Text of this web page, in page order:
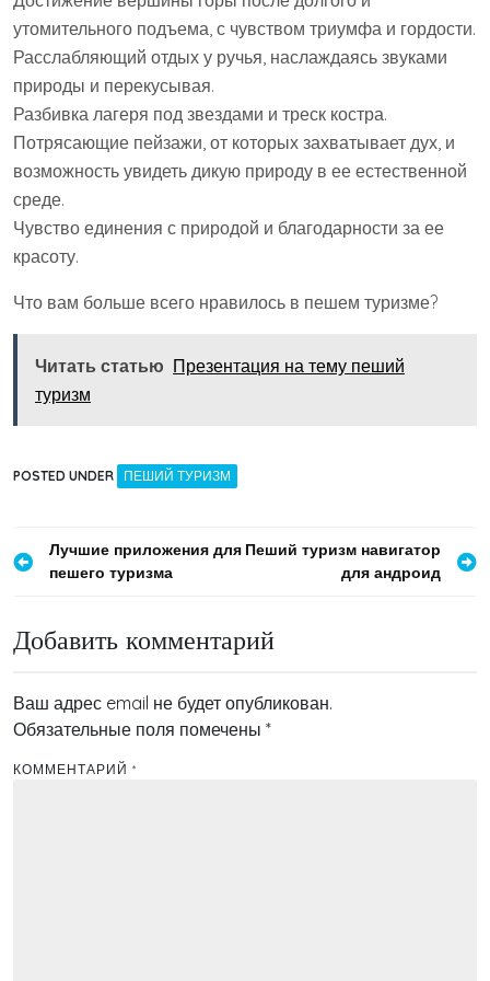
утомительного подъема, с чувством триумфа и гордости.
Расслабляющий отдых у ручья, наслаждаясь звуками
природы и перекусывая.
Разбивка лагеря под звездами и треск костра.
Потрясающие пейзажи, от которых захватывает дух, и
возможность увидеть дикую природу в ее естественной
среде.
Чувство единения с природой и благодарности за ее
красоту.
Что вам больше всего нравилось в пешем туризме?
Читать статью Презентация на тему пеший
туризм
POSTED UNDER ПЕШИЙ ТУРИЗМ
Навигация
Лучшие приложения для
пешего туризма
Пеший туризм навигатор
для андроид
Добавить комментарий
Ваш адрес email не будет опубликован.
Обязательные поля помечены *
КОММЕНТАРИЙ *